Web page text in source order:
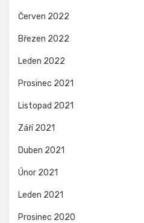
Červen 2022
Březen 2022
Leden 2022
Prosinec 2021
Listopad 2021
Září 2021
Duben 2021
Únor 2021
Leden 2021
Prosinec 2020